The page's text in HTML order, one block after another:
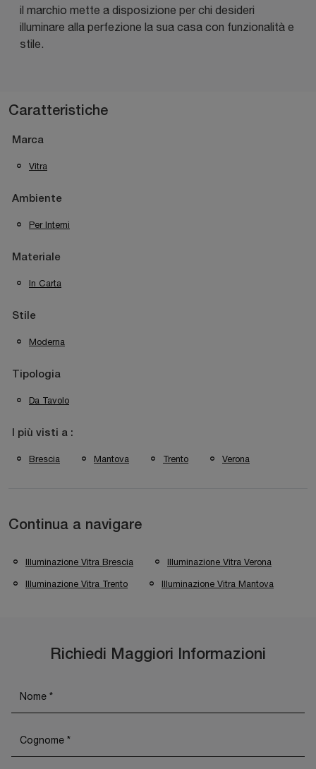
il marchio mette a disposizione per chi desideri
illuminare alla perfezione la sua casa con funzionalità e
stile.
Caratteristiche
Marca
Vitra
Ambiente
Per Interni
Materiale
In Carta
Stile
Moderna
Tipologia
Da Tavolo
I più visti a :
Brescia Mantova Trento Verona
Continua a navigare
Illuminazione Vitra Brescia Illuminazione Vitra Verona
Illuminazione Vitra Trento Illuminazione Vitra Mantova
Richiedi Maggiori Informazioni